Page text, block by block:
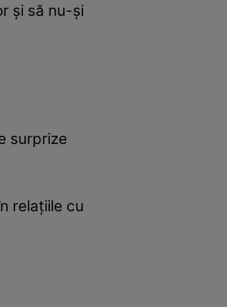
și să nu-și
surprize
relațiile cu